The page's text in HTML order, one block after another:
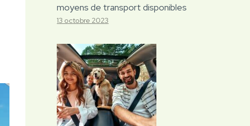
moyens de transport disponibles
13 octobre 2023